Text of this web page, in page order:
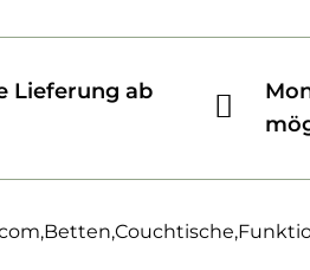
Lieferung ab
,Betten,Couchtische,